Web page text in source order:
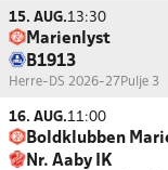
15. AUG.13:30
Marienlyst
B1913
Herre-DS 2026-27 Pulje 3
16. AUG.11:00
Boldklubben
Nr. Aaby IK